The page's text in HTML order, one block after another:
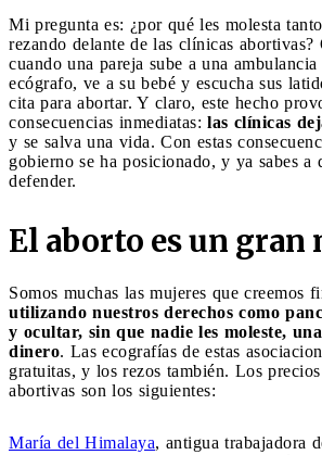
Mi pregunta es: ¿por qué les molesta
rezando delante de las clínicas abortivas?
cuando una pareja sube a una
ecógrafo, ve a su bebé y escucha sus
cita para abortar. Y claro, este hecho
consecuencias inmediatas: las clínicas
y se salva una vida. Con estas
gobierno se ha posicionado, y ya sabes a
defender.
El aborto es un gran
Somos muchas las mujeres que creemos
utilizando nuestros derechos como
y ocultar, sin que nadie les moleste,
dinero. Las ecografías de estas
gratuitas, y los rezos también. Los
abortivas son los siguientes:
María del Himalaya, antigua trabajadora